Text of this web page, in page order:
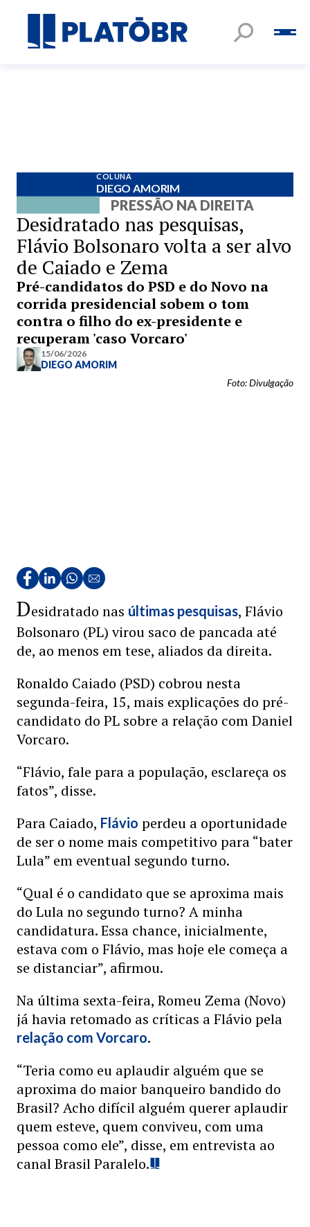
COLUNA
DIEGO AMORIM
PRESSÃO NA DIREITA
Desidratado nas pesquisas,
Flávio Bolsonaro volta a ser alvo
de Caiado e Zema
Pré-candidatos do PSD e do Novo na
corrida presidencial sobem o tom
contra o filho do ex-presidente e
recuperam 'caso Vorcaro'
15/06/2026
DIEGO AMORIM
Foto: Divulgação
Desidratado nas últimas pesquisas, Flávio
Bolsonaro (PL) virou saco de pancada até
de, ao menos em tese, aliados da direita.
Ronaldo Caiado (PSD) cobrou nesta
segunda-feira, 15, mais explicações do pré-
candidato do PL sobre a relação com Daniel
Vorcaro.
“Flávio, fale para a população, esclareça os
fatos”, disse.
Para Caiado, Flávio perdeu a oportunidade
de ser o nome mais competitivo para “bater
Lula” em eventual segundo turno.
“Qual é o candidato que se aproxima mais
do Lula no segundo turno? A minha
candidatura. Essa chance, inicialmente,
estava com o Flávio, mas hoje ele começa a
se distanciar”, afirmou.
Na última sexta-feira, Romeu Zema (Novo)
já havia retomado as críticas a Flávio pela
relação com Vorcaro.
“Teria como eu aplaudir alguém que se
aproxima do maior banqueiro bandido do
Brasil? Acho difícil alguém querer aplaudir
quem esteve, quem conviveu, com uma
pessoa como ele”, disse, em entrevista ao
canal Brasil Paralelo.